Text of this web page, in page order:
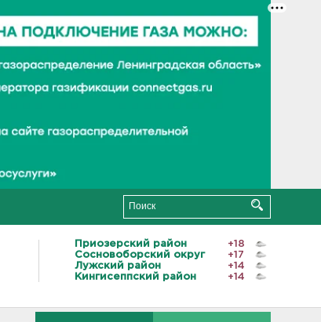
Приозерский район
+18
Сосновоборский округ
+17
Лужский район
+14
Кингисеппский район
+14